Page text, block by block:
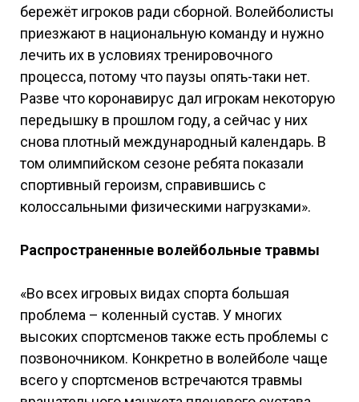
бережёт игроков ради сборной. Волейболисты
приезжают в национальную команду и нужно
лечить их в условиях тренировочного
процесса, потому что паузы опять-таки нет.
Разве что коронавирус дал игрокам некоторую
передышку в прошлом году, а сейчас у них
снова плотный международный календарь. В
том олимпийском сезоне ребята показали
спортивный героизм, справившись с
колоссальными физическими нагрузками».
Распространенные волейбольные травмы
«Во всех игровых видах спорта большая
проблема – коленный сустав. У многих
высоких спортсменов также есть проблемы с
позвоночником. Конкретно в волейболе чаще
всего у спортсменов встречаются травмы